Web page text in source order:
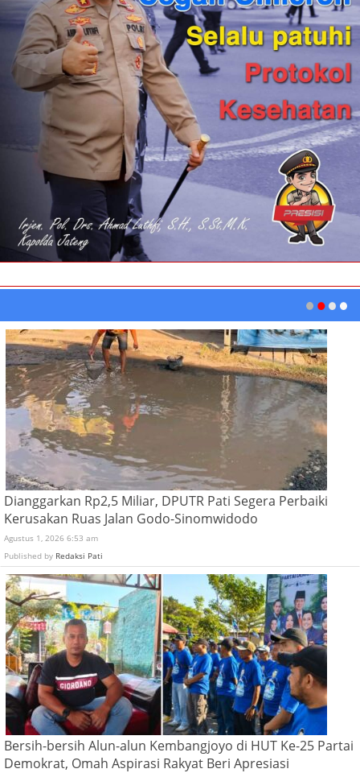
Dianggarkan Rp2,5 Miliar, DPUTR Pati Segera Perbaiki
Kerusakan Ruas Jalan Godo-Sinomwidodo
Agustus 1, 2026 6:53 am
Published by Redaksi Pati
Bersih-bersih Alun-alun Kembangjoyo di HUT Ke-25 Partai
Demokrat, Omah Aspirasi Rakyat Beri Apresiasi